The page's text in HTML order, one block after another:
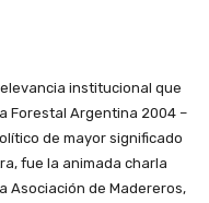
institucional que
Forestal Argentina 2004 –
de mayor significado
fue la animada charla
Asociación de Madereros,